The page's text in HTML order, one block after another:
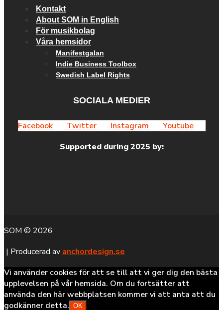
Kontakt
About SOM in English
För musikbolag
Våra hemsidor
Manifestgalan
Indie Business Toolbox
Swedish Label Rights
SOCIALA MEDIER
Facebook Twitter Instagram
Youtube
Supported during 2025 by:
SOM © 2026
| Producerad av anchordesign.se
Vi använder cookies för att se till att vi ger dig den bästa
upplevelsen på vår hemsida. Om du fortsätter att
använda den här webbplatsen kommer vi att anta att du
godkänner detta. OK